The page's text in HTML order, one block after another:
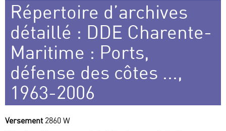
Répertoire d’archives
détaillé : DDE Charente-
Maritime : Ports,
défense des côtes ...,
1963-2006
Versement 2860 W